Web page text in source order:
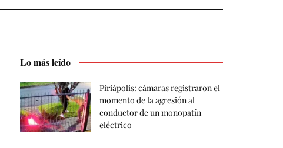
Lo más leído
Piriápolis: cámaras registraron el
momento de la agresión al
conductor de un monopatín
eléctrico